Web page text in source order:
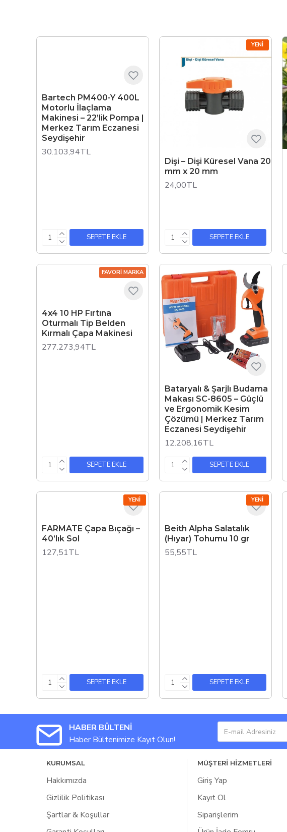
Bartech PM400-Y 400L
Motorlu İlaçlama
Makinesi – 22’lik Pompa |
Merkez Tarım Eczanesi
Seydişehir
30.103,94TL
SEPETE EKLE
YENI
Dişi – Dişi Küresel Vana 20
mm x 20 mm
24,00TL
SEPETE EKLE
FAVORI MARKA
4x4 10 HP Fırtına
Oturmalı Tip Belden
Kırmalı Çapa Makinesi
277.273,94TL
SEPETE EKLE
Bataryalı & Şarjlı Budama
Makası SC-8605 – Güçlü
ve Ergonomik Kesim
Çözümü | Merkez Tarım
Eczanesi Seydişehir
12.208,16TL
SEPETE EKLE
YENI
FARMATE Çapa Bıçağı –
40’lık Sol
127,51TL
SEPETE EKLE
YENI
Beith Alpha Salatalık
(Hıyar) Tohumu 10 gr
55,55TL
SEPETE EKLE
HABER BÜLTENİ
Haber Bültenimize Kayıt Olun!
KURUMSAL
Hakkımızda
Gizlilik Politikası
Şartlar & Koşullar
MÜŞTERİ HİZMETLERİ
Giriş Yap
Kayıt Ol
Siparişlerim